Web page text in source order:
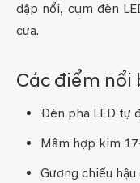
dập nổi, cụm đèn
cưa.
Các điểm nổi
Đèn pha LED tự
Mâm hợp kim
Gương chiếu